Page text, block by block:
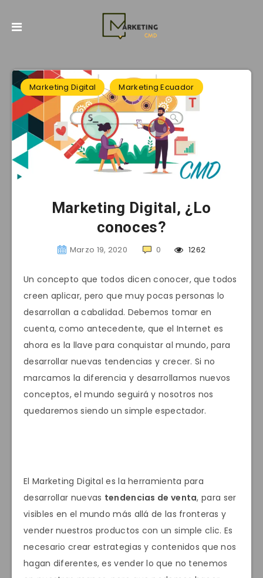
Marketing Digital Marketing Ecuador
Marketing Digital, ¿Lo
conoces?
Marzo 19, 2020 0 1262
Un concepto que todos dicen conocer, que todos
creen aplicar, pero que muy pocas personas lo
desarrollan a cabalidad. Debemos tomar en
cuenta, como antecedente, que el Internet es
ahora es la llave para conquistar al mundo, para
desarrollar nuevas tendencias y crecer. Si no
marcamos la diferencia y desarrollamos nuevos
conceptos, el mundo seguirá y nosotros nos
quedaremos siendo un simple espectador.
El Marketing Digital es la herramienta para
desarrollar nuevas tendencias de venta, para ser
visibles en el mundo más allá de las fronteras y
vender nuestros productos con un simple clic. Es
necesario crear estrategias y contenidos que nos
hagan diferentes, es vender lo que no tenemos